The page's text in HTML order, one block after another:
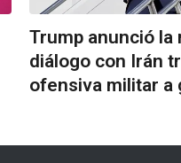
Trump anunció la
diálogo con Irán
ofensiva militar a